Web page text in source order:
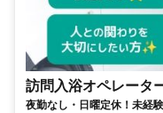
訪問入浴オペレータ
夜勤なし・日曜定休！未